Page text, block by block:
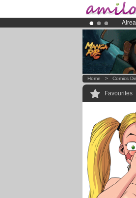
Home > Comics
Favourites